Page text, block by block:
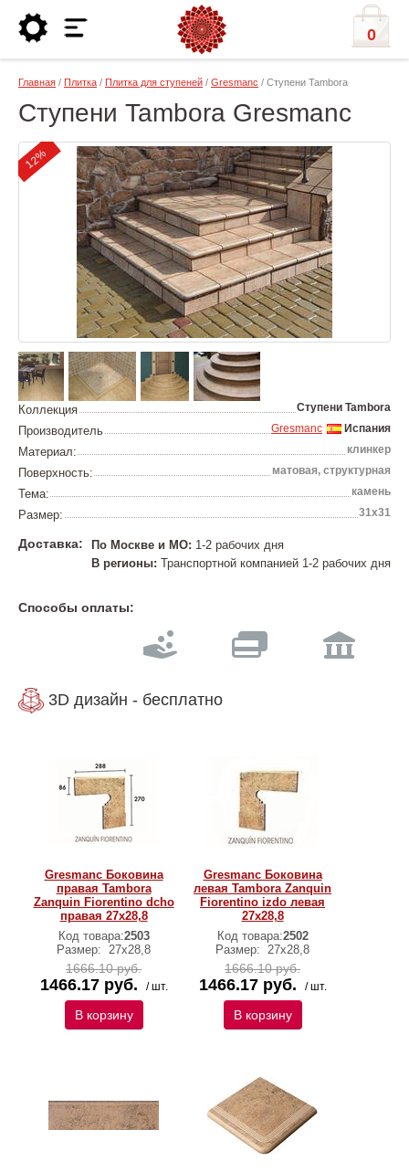
0
Главная / Плитка / Плитка для ступеней / Gresmanc / Ступени Tambora
Ступени Tambora Gresmanc
12%
Коллекция Ступени Tambora
Производитель Испания
Gresmanc
Материал: клинкер
Поверхность: матовая, структурная
Тема: камень
Размер: 31х31
Доставка: По Москве и МО: 1-2 рабочих дня
В регионы: Транспортной компанией 1-2 рабочих дня
Способы оплаты:
3D дизайн - бесплатно
Gresmanc Боковина
правая Tambora
Zanquin Fiorentino dcho
правая 27x28,8
Код товара:2503
Размер: 27х28,8
1666.10 руб.
1466.17 руб. / шт.
В корзину
Gresmanc Боковина
левая Tambora Zanquin
Fiorentino izdo левая
27x28,8
Код товара:2502
Размер: 27х28,8
1666.10 руб.
1466.17 руб. / шт.
В корзину